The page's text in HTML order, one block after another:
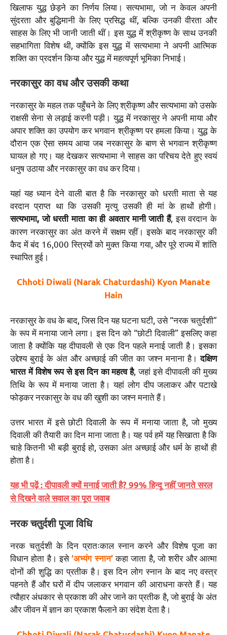
खिलाफ युद्ध छेड़ने का निर्णय लिया। सत्यभामा, जो न केवल अपनी
सुंदरता और बुद्धिमानी के लिए प्रसिद्ध थीं, बल्कि उनकी वीरता और
साहस के लिए भी जानी जाती थीं। इस युद्ध में श्रीकृष्ण के साथ उनकी
सहभागिता विशेष थी, क्योंकि इस युद्ध में सत्यभामा ने अपनी आत्मिक
शक्ति का प्रदर्शन किया और युद्ध में महत्वपूर्ण भूमिका निभाई।
नरकासुर का वध और उसकी कथा
नरकासुर के महल तक पहुँचने के लिए श्रीकृष्ण और सत्यभामा को उसके
राक्षसी सेना से लड़ाई करनी पड़ी। युद्ध में नरकासुर ने अपनी माया और
अपार शक्ति का उपयोग कर भगवान श्रीकृष्ण पर हमला किया। युद्ध के
दौरान एक ऐसा समय आया जब नरकासुर के बाण से भगवान श्रीकृष्ण
घायल हो गए। यह देखकर सत्यभामा ने साहस का परिचय देते हुए स्वयं
धनुष उठाया और नरकासुर का वध कर दिया।
यहां यह ध्यान देने वाली बात है कि नरकासुर को धरती माता से यह
वरदान प्राप्त था कि उसकी मृत्यु उसकी ही मां के हाथों होगी।
सत्यभामा, जो धरती माता का ही अवतार मानी जाती हैं, इस वरदान के
कारण नरकासुर का अंत करने में सक्षम रहीं। इसके बाद नरकासुर की
कैद में बंद 16,000 स्त्रियों को मुक्त किया गया, और पूरे राज्य में शांति
स्थापित हुई।
Chhoti Diwali (Narak Chaturdashi) Kyon Manate
Hain
नरकासुर के वध के बाद, जिस दिन यह घटना घटी, उसे “नरक चतुर्दशी”
के रूप में मनाया जाने लगा। इस दिन को “छोटी दिवाली” इसलिए कहा
जाता है क्योंकि यह दीपावली से एक दिन पहले मनाई जाती है। इसका
उद्देश्य बुराई के अंत और अच्छाई की जीत का जश्न मनाना है।दक्षिण
भारत में विशेष रूप से इस दिन का महत्व है, जहां इसे दीपावली की मुख्य
तिथि के रूप में मनाया जाता है। यहां लोग दीप जलाकर और पटाखे
फोड़कर नरकासुर के वध की खुशी का जश्न मनाते हैं।
उत्तर भारत में इसे छोटी दिवाली के रूप में मनाया जाता है, जो मुख्य
दिवाली की तैयारी का दिन माना जाता है। यह पर्व हमें यह सिखाता है कि
चाहे कितनी भी बड़ी बुराई हो, उसका अंत अच्छाई और धर्म के हाथों ही
होता है।
यह भी पढ़ें : दीपावली क्यों मनाई जाती है? 99% हिन्दू नहीं जानते सरल
से दिखने वाले सवाल का पूरा जवाब
नरक चतुर्दशी पूजा विधि
नरक चतुर्दशी के दिन प्रातःकाल स्नान करने और विशेष पूजा का
विधान होता है। इसे‘अभ्यंग स्नान’कहा जाता है, जो शरीर और आत्मा
दोनों की शुद्धि का प्रतीक है। इस दिन लोग स्नान के बाद नए वस्त्र
पहनते हैं और घरों में दीप जलाकर भगवान की आराधना करते हैं। यह
त्यौहार अंधकार से प्रकाश की ओर जाने का प्रतीक है, जो बुराई के अंत
और जीवन में ज्ञान का प्रकाश फैलाने का संदेश देता है।